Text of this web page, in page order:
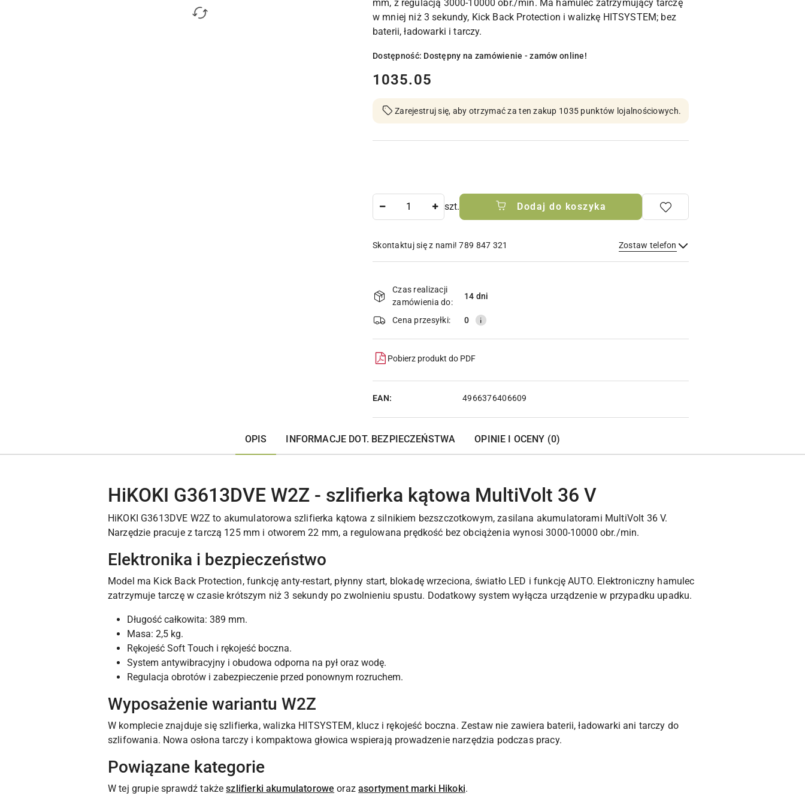
mm, z regulacją 3000-10000 obr./min. Ma hamulec zatrzymujący tarczę
w mniej niż 3 sekundy, Kick Back Protection i walizkę HITSYSTEM; bez
baterii, ładowarki i tarczy.
Dostępność: Dostępny na zamówienie - zamów online!
cena:
1035.05
Zarejestruj się, aby otrzymać za ten zakup 1035 punktów lojalnościowych.
szt. Dodaj do koszyka
Skontaktuj się z nami! 789 847 321 Zostaw telefon
Wyślij
i
dostawa
Czas realizacji
zamówienia do:
14 dni
Cena przesyłki: 0
Pobierz produkt do PDF
EAN: 4966376406609
OPIS INFORMACJE DOT. BEZPIECZEŃSTWA OPINIE I OCENY (0)
HiKOKI G3613DVE W2Z - szlifierka kątowa MultiVolt 36 V
HiKOKI G3613DVE W2Z to akumulatorowa szlifierka kątowa z silnikiem bezszczotkowym, zasilana akumulatorami MultiVolt 36 V.
Narzędzie pracuje z tarczą 125 mm i otworem 22 mm, a regulowana prędkość bez obciążenia wynosi 3000-10000 obr./min.
Elektronika i bezpieczeństwo
Model ma Kick Back Protection, funkcję anty-restart, płynny start, blokadę wrzeciona, światło LED i funkcję AUTO. Elektroniczny hamulec
zatrzymuje tarczę w czasie krótszym niż 3 sekundy po zwolnieniu spustu. Dodatkowy system wyłącza urządzenie w przypadku upadku.
Długość całkowita: 389 mm.
Masa: 2,5 kg.
Rękojeść Soft Touch i rękojeść boczna.
System antywibracyjny i obudowa odporna na pył oraz wodę.
Regulacja obrotów i zabezpieczenie przed ponownym rozruchem.
Wyposażenie wariantu W2Z
W komplecie znajduje się szlifierka, walizka HITSYSTEM, klucz i rękojeść boczna. Zestaw nie zawiera baterii, ładowarki ani tarczy do
szlifowania. Nowa osłona tarczy i kompaktowa głowica wspierają prowadzenie narzędzia podczas pracy.
Powiązane kategorie
W tej grupie sprawdź takżeszlifierki akumulatorowe orazasortyment marki Hikoki.